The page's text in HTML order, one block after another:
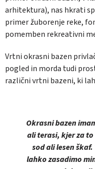
arhitektura), nas hkrati
primer žuborenje reke,
pomemben rekreativni
Vrtni okrasni bazen
pogled in morda tudi
različni vrtni bazeni, ki
Okrasni bazen
ali terasi, kjer za
sod ali lesen
lahko zasadimo